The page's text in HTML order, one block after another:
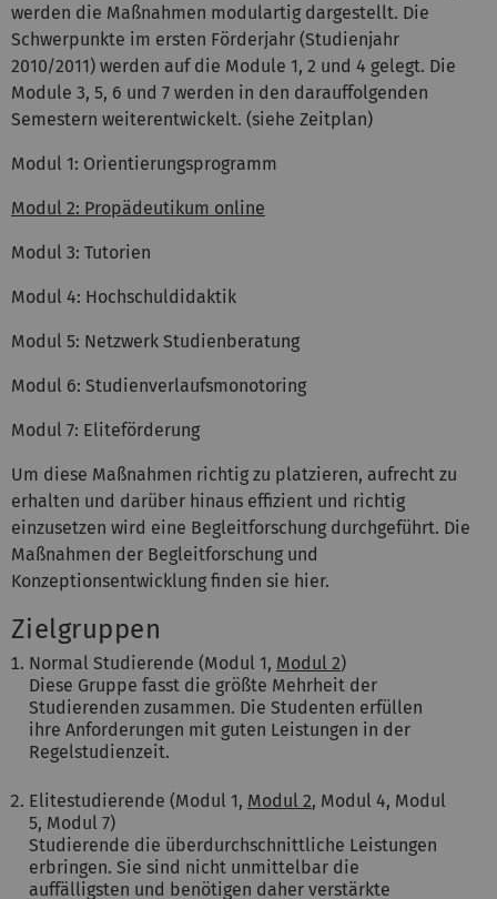
werden die Maßnahmen modulartig dargestellt. Die
Schwerpunkte im ersten Förderjahr (Studienjahr
2010/2011) werden auf die Module 1, 2 und 4 gelegt. Die
Module 3, 5, 6 und 7 werden in den darauffolgenden
Semestern weiterentwickelt. (siehe Zeitplan)
Modul 1: Orientierungsprogramm
Modul 2: Propädeutikum online
Modul 3: Tutorien
Modul 4: Hochschuldidaktik
Modul 5: Netzwerk Studienberatung
Modul 6: Studienverlaufsmonotoring
Modul 7: Eliteförderung
Um diese Maßnahmen richtig zu platzieren, aufrecht zu
erhalten und darüber hinaus effizient und richtig
einzusetzen wird eine Begleitforschung durchgeführt. Die
Maßnahmen der Begleitforschung und
Konzeptionsentwicklung finden sie hier.
Zielgruppen
Normal Studierende (Modul 1, Modul 2)
Diese Gruppe fasst die größte Mehrheit der
Studierenden zusammen. Die Studenten erfüllen
ihre Anforderungen mit guten Leistungen in der
Regelstudienzeit.
Elitestudierende (Modul 1, Modul 2, Modul 4, Modul
5, Modul 7)
Studierende die überdurchschnittliche Leistungen
erbringen. Sie sind nicht unmittelbar die
auffälligsten und benötigen daher verstärkte